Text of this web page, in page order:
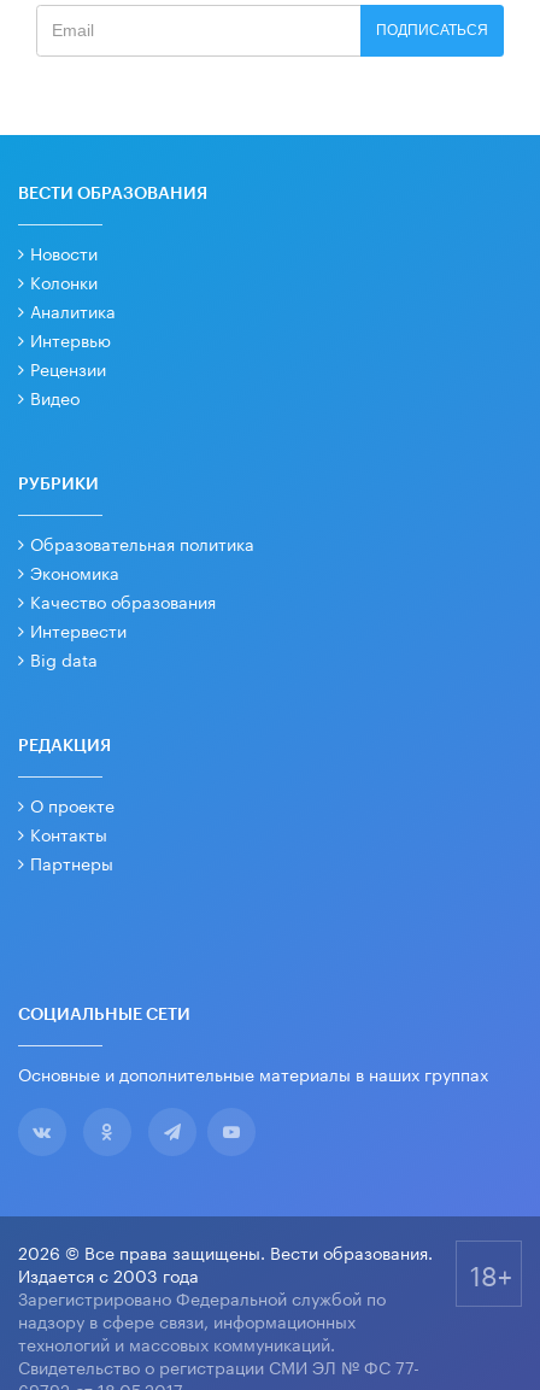
ПОДПИСАТЬСЯ
ВЕСТИ ОБРАЗОВАНИЯ
Новости
Колонки
Аналитика
Интервью
Рецензии
Видео
РУБРИКИ
Образовательная политика
Экономика
Качество образования
Интервести
Big data
РЕДАКЦИЯ
О проекте
Контакты
Партнеры
СОЦИАЛЬНЫЕ СЕТИ
Основные и дополнительные материалы в наших группах
2026 © Все права защищены. Вести образования.
Издается с 2003 года
Зарегистрировано Федеральной службой по
надзору в сфере связи, информационных
технологий и массовых коммуникаций.
Свидетельство о регистрации СМИ ЭЛ № ФС 77-
18+